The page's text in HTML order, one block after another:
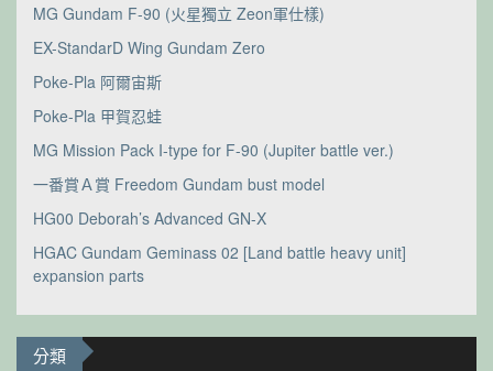
MG Gundam F-90 (火星獨立 Zeon軍仕樣)
EX-StandarD Wing Gundam Zero
Poke-Pla 阿爾宙斯
Poke-Pla 甲賀忍蛙
MG Mission Pack I-type for F-90 (Jupiter battle ver.)
一番賞Ａ賞 Freedom Gundam bust model
HG00 Deborah’s Advanced GN-X
HGAC Gundam Geminass 02 [Land battle heavy unit]
expansion parts
分類